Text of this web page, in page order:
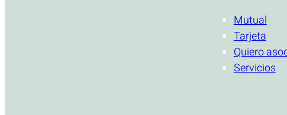
Mutual
Tarjeta
Quiero
Servicios